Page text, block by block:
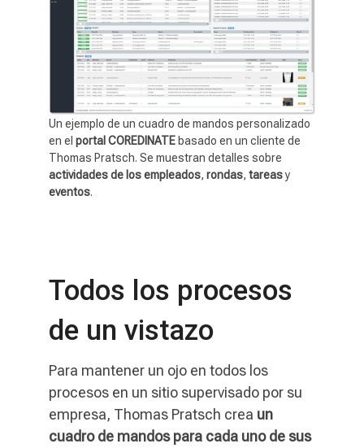
Un ejemplo de un cuadro de mandos personalizado
en el portal COREDINATE basado en un cliente de
Thomas Pratsch. Se muestran detalles sobre
actividades de los empleados, rondas, tareasy
eventos.
Todos los procesos
de un vistazo
Para mantener un ojo en todos los
procesos en un sitio supervisado por su
empresa, Thomas Pratsch crea un
cuadro de mandos para cada uno de sus